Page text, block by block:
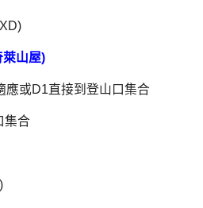
萊山屋)
應或D1直接到登山口集合
集合